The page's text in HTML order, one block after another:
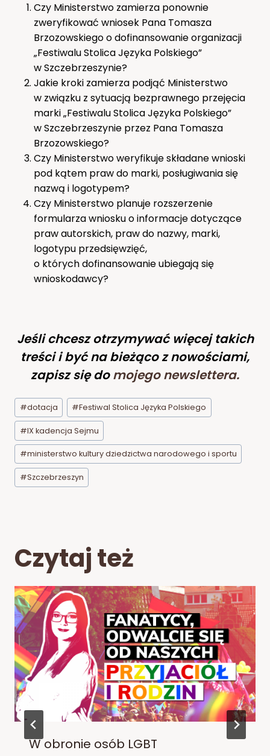
Czy Ministerstwo zamierza ponownie
zweryfikować wniosek Pana Tomasza
Brzozowskiego o dofinansowanie organizacji
„Festiwalu Stolica Języka Polskiego”
w Szczebrzeszynie?
Jakie kroki zamierza podjąć Ministerstwo
w związku z sytuacją bezprawnego przejęcia
marki „Festiwalu Stolica Języka Polskiego”
w Szczebrzeszynie przez Pana Tomasza
Brzozowskiego?
Czy Ministerstwo weryfikuje składane wnioski
pod kątem praw do marki, posługiwania się
nazwą i logotypem?
Czy Ministerstwo planuje rozszerzenie
formularza wniosku o informacje dotyczące
praw autorskich, praw do nazwy, marki,
logotypu przedsięwzięć,
o których dofinansowanie ubiegają się
wnioskodawcy?
Jeśli chcesz otrzymywać więcej takich
treści i być na bieżąco z nowościami,
zapisz się do mojego newslettera.
Tagi
wpisu:
#dotacja #Festiwal Stolica Języka Polskiego
#IX kadencja Sejmu
#ministerstwo kultury dziedzictwa narodowego i sportu
#Szczebrzeszyn
Czytaj też
W obronie osób LGBT